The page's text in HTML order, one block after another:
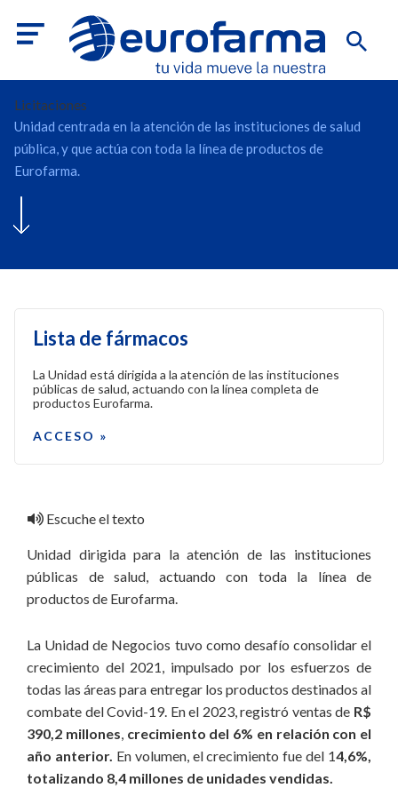
Licitaciones
Unidad centrada en la atención de las instituciones de salud
pública, y que actúa con toda la línea de productos de
Eurofarma.
Lista de fármacos
La Unidad está dirigida a la atención de las instituciones
públicas de salud, actuando con la línea completa de
productos Eurofarma.
ACCESO »
Escuche el texto
Unidad dirigida para la atención de las instituciones
públicas de salud, actuando con toda la línea de
productos de Eurofarma.
La Unidad de Negocios tuvo como desafío consolidar el
crecimiento del 2021, impulsado por los esfuerzos de
todas las áreas para entregar los productos destinados al
combate del Covid-19. En el 2023, registró ventas de R$
390,2 millones, crecimiento del 6% en relación con el
año anterior. En volumen, el crecimiento fue del 14,6%,
totalizando 8,4 millones de unidades vendidas.